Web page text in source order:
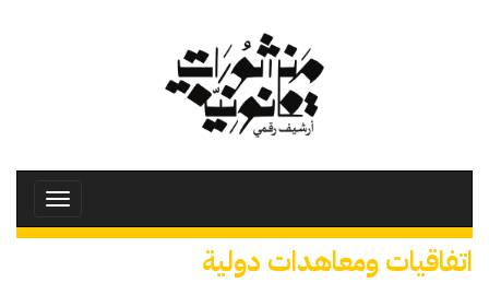
Toggle
اتفاقيات ومعاهدات دولية